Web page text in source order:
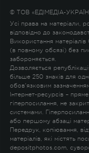
© ТОВ «ЕДІМЕДІА-
Усі права на матеріали,
відповідно до
Використання
(в повному обсязі) без
забороняється.
Дозволяється
більше 250 знаків для
обов'язковим
Інтернет-ресурсів –
гіперпосилання, не
системами.
або першому абзаці
Передрук, копіювання,
матеріалів, які містять
depositphotos.com,